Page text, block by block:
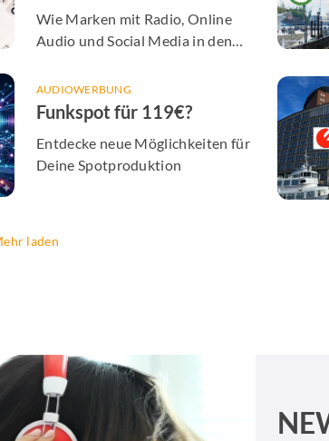
jeder KI-Post
Wie Marken mit Radio, Online
Audio und Social Media in den
erfolgreicher Cases aus Hamburg
AUDIOWERBUNG
Funkspot für 119€?
Entdecke neue Möglichkeiten für
Deine Spotproduktion
laden